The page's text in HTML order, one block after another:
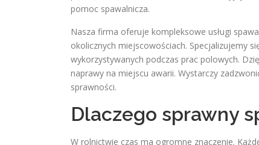
pomoc spawalnicza.
Nasza firma oferuje kompleksowe usługi
okolicznych miejscowościach. Specjalizujemy
wykorzystywanych podczas prac polowych.
naprawy na miejscu awarii. Wystarczy
sprawności.
Dlaczego sprawny
W rolnictwie czas ma ogromne znaczenie.